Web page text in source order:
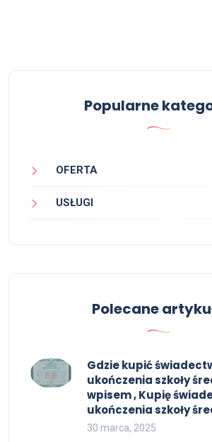
Popularne
OFERTA
USŁUGI
Polecane
Gdzie kupić
ukończenia szkoły
wpisem , Kupię
ukończenia szkoły
30 marca, 2025